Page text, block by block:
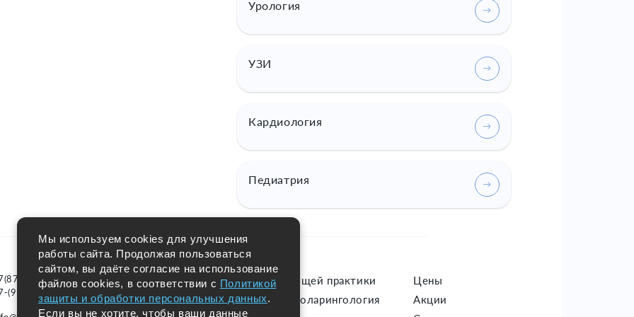
Урология
УЗИ
Кардиология
Педиатрия
3-55-55
(988)-100-75-55
Услуги
МРТ
Врач общей практики
Отороноларингология
Цены
Акции
Мы используем cookies для улучшения
работы сайта. Продолжая пользоваться
сайтом, вы даёте согласие на использование
файлов cookies, в соответствии с Политикой
защиты и обработки персональных данных.
Если вы не хотите, чтобы ваши данные